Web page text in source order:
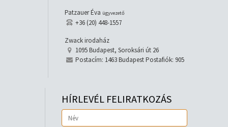
Patzauer Éva ügyvezető
+36 (20) 448-1557
Zwack irodaház
1095 Budapest, Soroksári út 26
Postacím: 1463 Budapest Postafiók: 905
HÍRLEVÉL FELIRATKOZÁS